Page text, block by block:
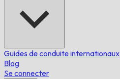
Guides de conduite internationaux
Blog
Se connecter